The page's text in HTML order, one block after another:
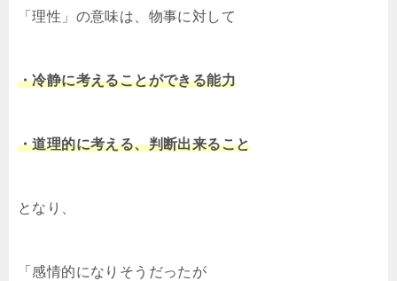
「理性」の意味は、物事に対して
・冷静に考えることができる能力
・道理的に考える、判断出来ること
となり、
「感情的になりそうだったが